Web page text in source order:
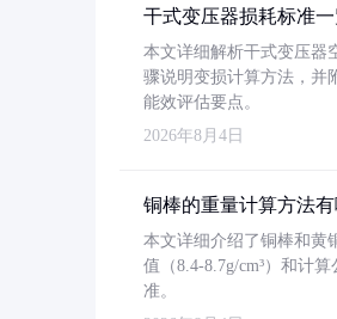
干式变压器损耗标准
本文详细解析干式变压器
骤说明变损计算方法，并
能效评估要点。
2026年8月4日
铜棒的重量计算方法
本文详细介绍了铜棒和黄
值（8.4-8.7g/cm³）和计
准。